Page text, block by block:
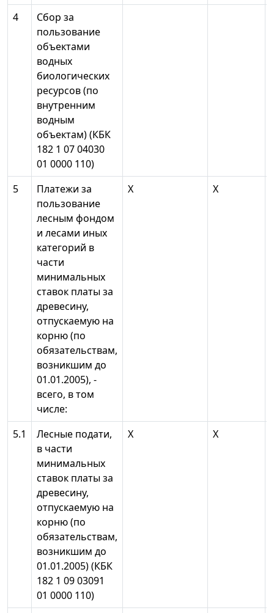
4
Сбор за
пользование
объектами
водных
биологических
ресурсов (по
внутренним
водным
объектам) (КБК
182 1 07 04030
01 0000 110)
5
Платежи за
пользование
лесным фондом
и лесами иных
категорий в
части
минимальных
ставок платы за
древесину,
отпускаемую на
корню (по
обязательствам,
возникшим до
01.01.2005), -
всего, в том
числе:
X X
5.1
Лесные подати,
в части
минимальных
ставок платы за
древесину,
отпускаемую на
корню (по
обязательствам,
возникшим до
01.01.2005) (КБК
182 1 09 03091
01 0000 110)
X X